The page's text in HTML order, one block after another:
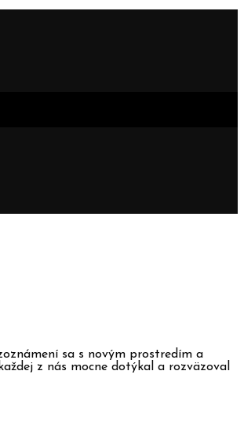
sa s novým prostredím a
z nás mocne dotýkal a rozväzoval